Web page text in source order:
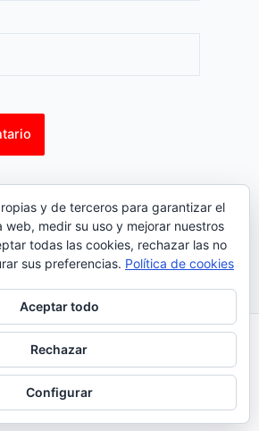
| Política Privacidad
|ComoTocarViolin.Com
y de terceros para garantizar el
web, medir su uso y mejorar nuestros
todas las cookies, rechazar las no
sus preferencias. Política de cookies
Aceptar todo
Rechazar
Configurar